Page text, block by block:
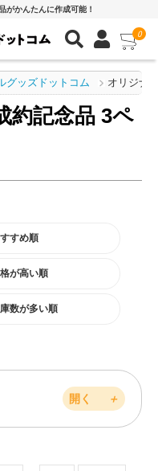
がかんたんに作成可能！
0
グッズドットコム オリジナ
約記念品 3ペ
すめ順
が高い順
数が多い順
開く ＋